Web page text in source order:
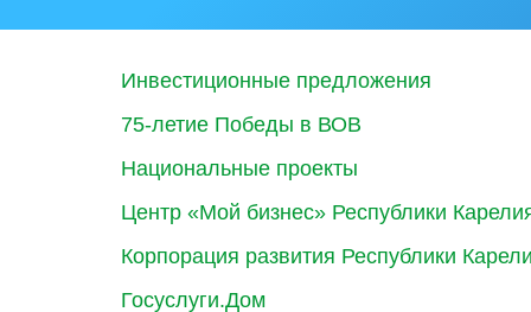
Инвестиционные предложения
75-летие Победы в ВОВ
Национальные проекты
Центр «Мой бизнес» Республики
Корпорация развития Республики
Госуслуги.Дом